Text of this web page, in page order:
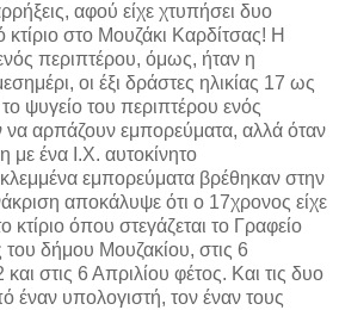
αφού είχε χτυπήσει δυο
κτίριο στο Μουζάκι Καρδίτσας! Η
περιπτέρου, όμως, ήταν η
οι έξι δράστες ηλικίας 17 ως
ψυγείο του περιπτέρου ενός
να αρπάζουν εμπορεύματα, αλλά όταν
με ένα Ι.Χ. αυτοκίνητο
εμπορεύματα βρέθηκαν στην
αποκάλυψε ότι ο 17χρονος είχε
κτίριο όπου στεγάζεται το Γραφείο
δήμου Μουζακίου, στις 6
στις 6 Απριλίου φέτος. Και τις δυο
έναν υπολογιστή, τον έναν τους